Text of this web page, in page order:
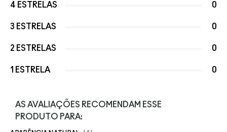
4 ESTRELAS 0
3 ESTRELAS 0
2 ESTRELAS 0
1 ESTRELA 0
AS AVALIAÇÕES RECOMENDAM ESSE
PRODUTO PARA: